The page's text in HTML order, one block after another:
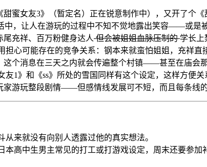
蜜女友3》（暂定名）正在锐意制作中），又开了个
中，让人在游玩的过程中不知不觉地露出笑容——或
充祥、百万粉健身达人但会被姐姐血脉压制的学长上
心可能存在的竞争关系：钢本来就蛮怕姐姐，充祥
个消息在三天之内就会传遍整个村镇——甚至在庙会
1》和《ss》所处的雪国同样有这个设定，这样方便关
游玩整段剧情——但感情线发展可不短，而且每条线
来就没有向别人透露过他的真实想法。
高中生男主常见的打工或打游戏设定，周末还要参